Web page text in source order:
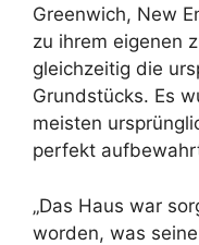
Greenwich, New
zu ihrem eigenen
gleichzeitig die
Grundstücks. Es
meisten
perfekt
„Das Haus war
worden, was